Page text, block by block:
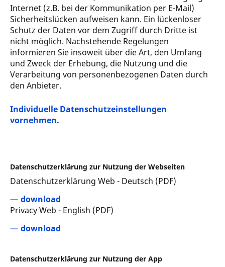
Internet (z.B. bei der Kommunikation per E-Mail)
Sicherheitslücken aufweisen kann. Ein lückenloser
Schutz der Daten vor dem Zugriff durch Dritte ist
nicht möglich. Nachstehende Regelungen
informieren Sie insoweit über die Art, den Umfang
und Zweck der Erhebung, die Nutzung und die
Verarbeitung von personenbezogenen Daten durch
den Anbieter.
Individuelle Datenschutzeinstellungen
vornehmen.
Datenschutzerklärung zur Nutzung der Webseiten
Datenschutzerklärung Web - Deutsch (PDF)
download
Privacy Web - English (PDF)
download
Datenschutzerklärung zur Nutzung der App